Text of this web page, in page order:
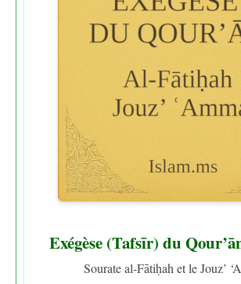
Exégèse (Tafsīr) du
Sourate al-Fātiḥah et le Jouz’